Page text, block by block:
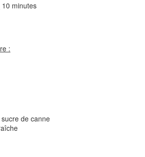
10 minutes
:
de canne